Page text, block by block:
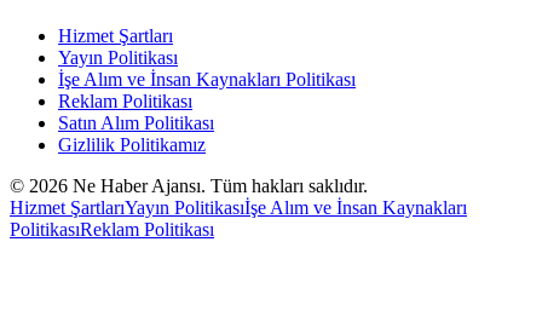
Hizmet Şartları
Yayın Politikası
İşe Alım ve İnsan Kaynakları Politikası
Reklam Politikası
Satın Alım Politikası
Gizlilik Politikamız
© 2026 Ne Haber Ajansı. Tüm hakları saklıdır.
Hizmet ŞartlarıYayın Politikasıİşe Alım ve İnsan Kaynakları
PolitikasıReklam Politikası